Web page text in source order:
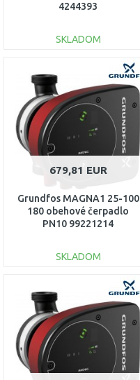
4244393
SKLADOM
Porovnať
679,81 EUR
Grundfos MAGNA1 25-100
180 obehové čerpadlo
PN10 99221214
SKLADOM
Porovnať